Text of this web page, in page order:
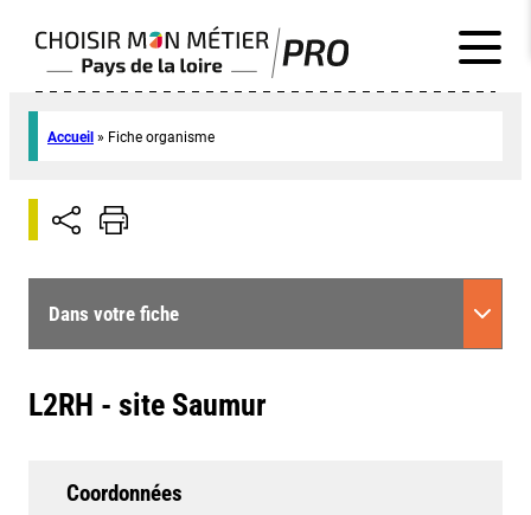
Accueil » Fiche organisme
Dans votre fiche
L2RH - site Saumur
Coordonnées